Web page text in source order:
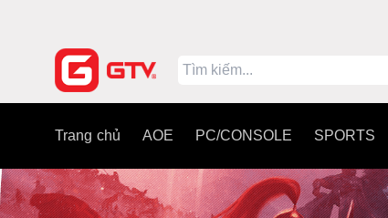
Trang chủ AOE PC/CONSOLE SPORTS